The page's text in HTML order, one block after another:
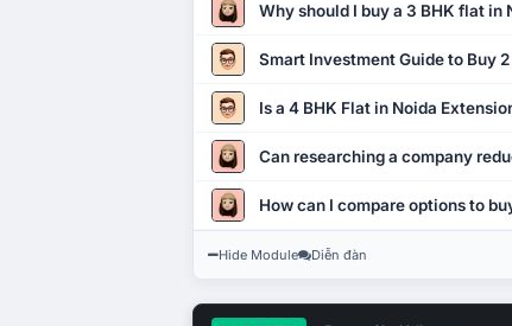
Why should I buy a 3 BHK flat in
Smart Investment Guide to Buy
Is a 4 BHK Flat in Noida
Can researching a company
How can I compare options to
Hide Module Diễn đàn